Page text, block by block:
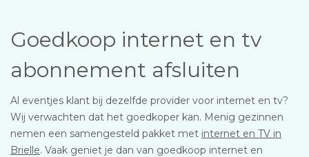
Goedkoop internet en tv
abonnement afsluiten
Al eventjes klant bij dezelfde provider voor internet en tv?
Wij verwachten dat het goedkoper kan. Menig gezinnen
nemen een samengesteld pakket met internet en TV in
Brielle. Vaak geniet je dan van goedkoop internet en